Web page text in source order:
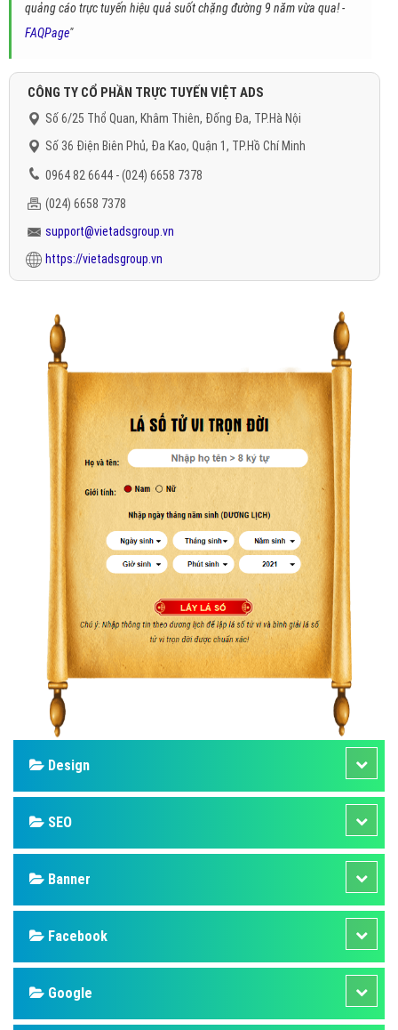
quảng cáo trực tuyến hiệu quả suốt chặng đường 9 năm vừa qua! -
FAQPage"
CÔNG TY CỔ PHẦN TRỰC TUYẾN VIỆT ADS
Số 6/25 Thổ Quan, Khâm Thiên, Đống Đa, TP.Hà Nội
Số 36 Điện Biên Phủ, Đa Kao, Quận 1, TP.Hồ Chí Minh
0964 82 6644 - (024) 6658 7378
(024) 6658 7378
support@vietadsgroup.vn
https://vietadsgroup.vn
Design
SEO
Banner
Facebook
Google